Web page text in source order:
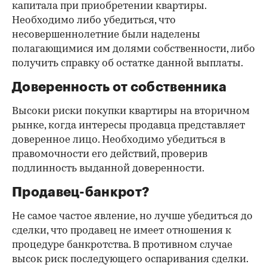
капитала при приобретении квартиры.
Необходимо либо убедиться, что
несовершеннолетние были наделены
полагающимися им долями собственности, либо
получить справку об остатке данной выплаты.
Доверенность от собственника
Высоки риски покупки квартиры на вторичном
рынке, когда интересы продавца представляет
доверенное лицо. Необходимо убедиться в
правомочности его действий, проверив
подлинность выданной доверенности.
Продавец-банкрот?
Не самое частое явление, но лучше убедиться до
сделки, что продавец не имеет отношения к
процедуре банкротства. В противном случае
высок риск последующего оспаривания сделки.